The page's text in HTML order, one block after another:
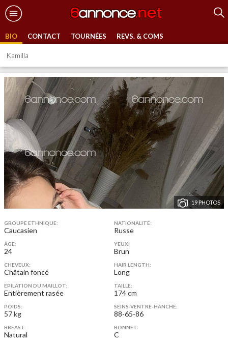
BIO CONTACT TOURNÉES REVS. & COMS
Kamilla
19 PHOTOS
GROUPE ETHNIQUE:
Caucasien
NATIONALITÉ:
Russe
ÂGE:
24
YEUX:
Brun
CHEVEUX:
Châtain foncé
HAIR LENGTH:
Long
EPILATION DU MAILLOT:
Entièrement rasée
TAILLE:
174 cm
POIDS:
57 kg
SEINS-VENTRE-HANCHE:
88-65-86
BREAST:
Natural
BONNET:
C